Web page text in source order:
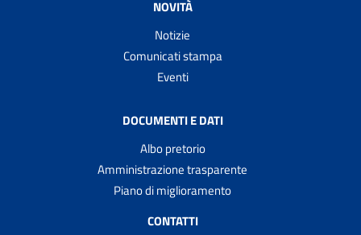
NOVITÀ
Notizie
Comunicati stampa
Eventi
DOCUMENTI E DATI
Albo pretorio
Amministrazione trasparente
Piano di miglioramento
CONTATTI